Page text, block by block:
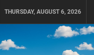
THURSDAY, AUGUST 6, 2026